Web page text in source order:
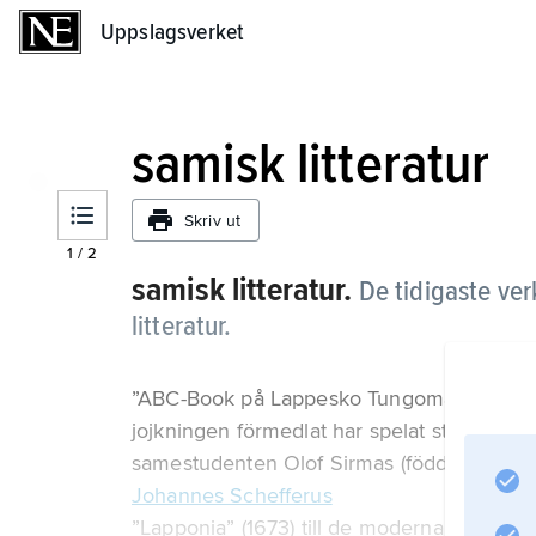
Uppslagsverket
1 /2
samisk litteratur
Skriv ut
samisk litteratur. De tidigaste
litteratur.
”ABC-Book på Lappesko Tungomål”, som
jojkningen förmedlat har spelat stor roll
samestudenten Olof Sirmas (född cirka
Johannes Schefferus
”Lapponia” (1673) till de moderna